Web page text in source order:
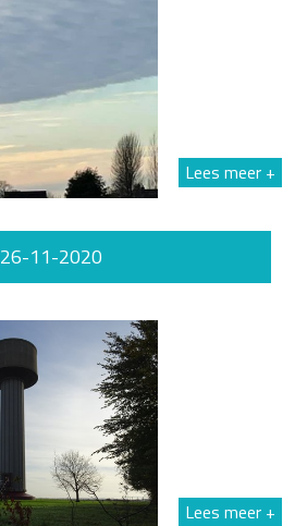
Lees meer +
26-11-2020
Lees meer +